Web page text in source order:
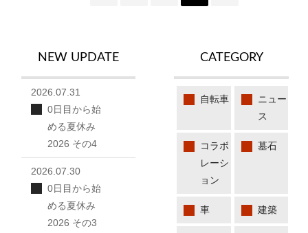
CATEGORY
自転車
ニュー
ス
コラボ
レーシ
ョン
墓石
車 建築
NEW UPDATE
2026.07.31
0日目から始
める夏休み
2026 その4
2026.07.30
0日目から始
める夏休み
2026 その3